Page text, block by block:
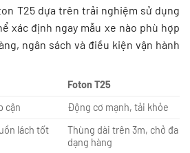
T25 dựa trên trải nghiệm sử dụng
xác định ngay mẫu xe nào phù hợp
ngân sách và điều kiện vận hành
Foton T25
cận
Động cơ mạnh, tải khỏe
lách tốt
Thùng dài trên 3m, chở đa
dạng hàng